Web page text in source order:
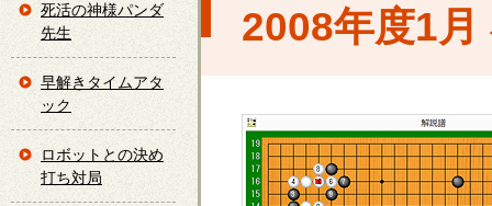
2008年度1
死活の神様パンダ
先生
早解きタイムアタ
ック
ロボットとの決め
打ち対局